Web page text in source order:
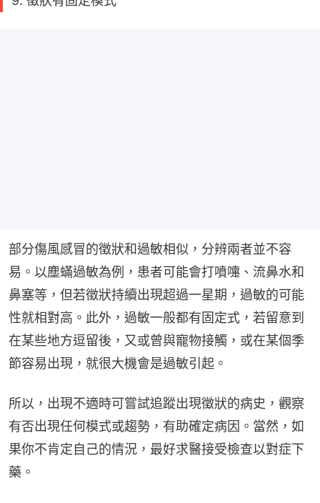
部分傷風感冒的徵狀和過敏相似，分辨兩者並不容
易。以塵蟎過敏為例，患者可能會打噴嚏、流鼻水和
鼻塞等，但若徵狀持續出現超過一星期，過敏的可能
性就相對高。此外，過敏一般都有固定式，若留意到
在某些地方逗留後，又或曾與寵物接觸，或在某個季
節容易出現，就很大機會是過敏引起。
所以，出現不適時可嘗試追蹤出現徵狀的病史，觀察
有否出現任何模式或趨勢，有助確定病因。當然，如
果你不肯定自己的情況，最好求醫接受檢查以對症下
藥。